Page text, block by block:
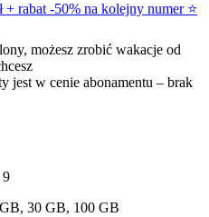
+ rabat -50% na kolejny numer ⭐
możesz zrobić wakacje od
jest w cenie abonamentu – brak
9
30 GB, 100 GB